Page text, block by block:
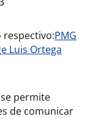
respectivo:PMG
Luis Ortega
permite
de comunicar